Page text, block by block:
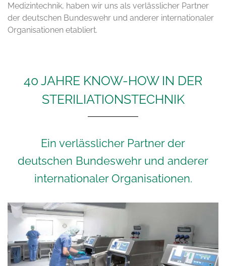
Medizintechnik, haben wir uns als verlässlicher Partner
der deutschen Bundeswehr und anderer internationaler
Organisationen etabliert.
40 JAHRE KNOW-HOW IN DER
STERILIATIONS­TECHNIK
Ein verlässlicher Partner der
deutschen Bundeswehr und anderer
internationaler Organisationen.